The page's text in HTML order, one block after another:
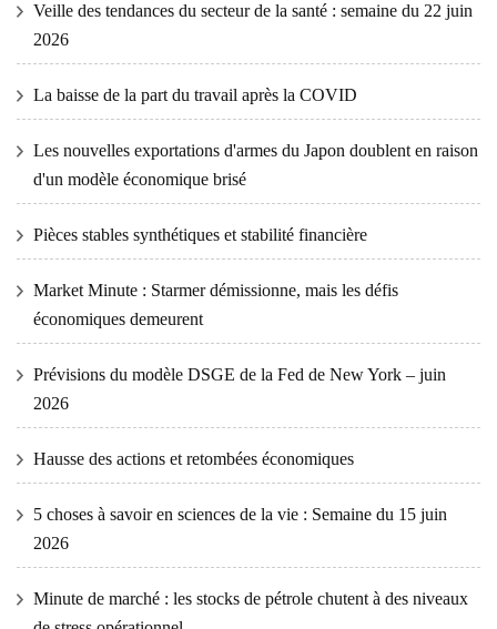
Veille des tendances du secteur de la santé : semaine du 22 juin
2026
La baisse de la part du travail après la COVID
Les nouvelles exportations d'armes du Japon doublent en raison
d'un modèle économique brisé
Pièces stables synthétiques et stabilité financière
Market Minute : Starmer démissionne, mais les défis
économiques demeurent
Prévisions du modèle DSGE de la Fed de New York – juin
2026
Hausse des actions et retombées économiques
5 choses à savoir en sciences de la vie : Semaine du 15 juin
2026
Minute de marché : les stocks de pétrole chutent à des niveaux